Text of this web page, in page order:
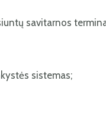
savitarnos
sistemas;